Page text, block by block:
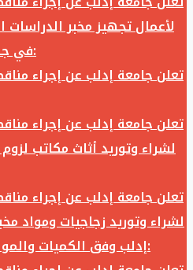
لأعمال تجهيز مخبر الدراسات
في جامعة ادلب وفق الآتي:
تعلن جامعة إدلب عن إجراء
تعلن جامعة إدلب عن إجراء
لشراء وتوريد أثاث مكاتب
تعلن جامعة إدلب عن إجراء
لشراء وتوريد زجاجيات ومواد
إدلب وفق الكميات والمواصفات المحددة أدناه: